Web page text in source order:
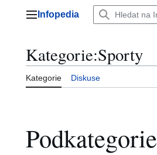
Hlavní menu
Infopedia
Kategorie:Sporty
Kategorie Diskuse
Podkategorie